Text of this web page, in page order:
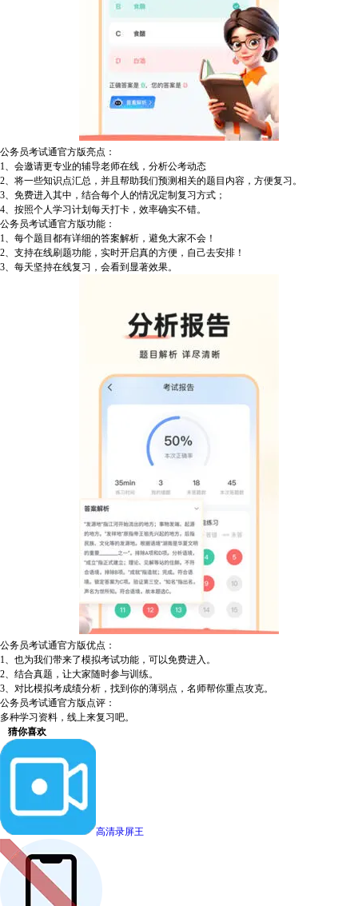
公务员考试通官方版亮点：
1、会邀请更专业的辅导老师在线，分析公考动态
2、将一些知识点汇总，并且帮助我们预测相关的题目内容，方便复习。
3、免费进入其中，结合每个人的情况定制复习方式；
4、按照个人学习计划每天打卡，效率确实不错。
公务员考试通官方版功能：
1、每个题目都有详细的答案解析，避免大家不会！
2、支持在线刷题功能，实时开启真的方便，自己去安排！
3、每天坚持在线复习，会看到显著效果。
公务员考试通官方版优点：
1、也为我们带来了模拟考试功能，可以免费进入。
2、结合真题，让大家随时参与训练。
3、对比模拟考成绩分析，找到你的薄弱点，名师帮你重点攻克。
公务员考试通官方版点评：
多种学习资料，线上来复习吧。
猜你喜欢
高清录屏王